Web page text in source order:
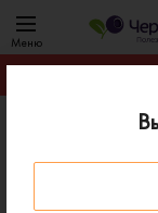
Меню
Гарантируем
Оправа